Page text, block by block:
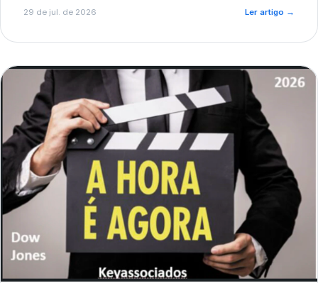
reputacional e o risco regulatório junto a órgãos como a
29 de jul. de 2026 Ler artigo →